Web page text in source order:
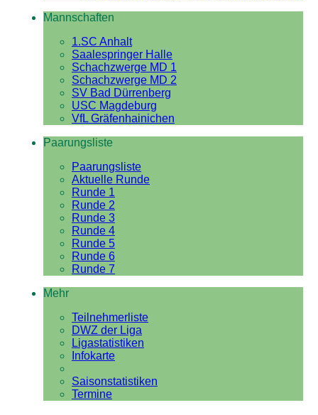
Mannschaften
1.SC Anhalt
Saalespringer Halle
Schachzwerge MD 1
Schachzwerge MD 2
SV Bad Dürrenberg
USC Magdeburg
VfL Gräfenhainichen
Paarungsliste
Paarungsliste
Aktuelle Runde
Runde 1
Runde 2
Runde 3
Runde 4
Runde 5
Runde 6
Runde 7
Mehr
Teilnehmerliste
DWZ der Liga
Ligastatistiken
Infokarte
Saisonstatistiken
Termine